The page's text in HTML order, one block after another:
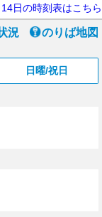
日の時刻表はこちら
況 のりば地図
日曜/祝日